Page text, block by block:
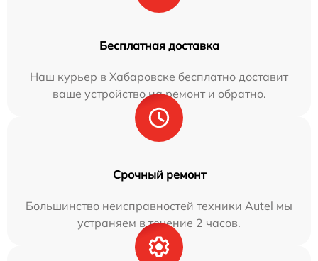
Бесплатная доставка
Наш курьер в Хабаровске бесплатно доставит
ваше устройство на ремонт и обратно.
Срочный ремонт
Большинство неисправностей техники Autel мы
устраняем в течение 2 часов.